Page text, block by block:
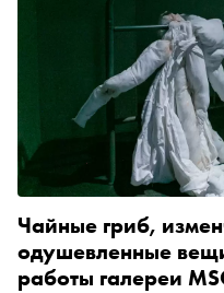
Чайные гриб,
одушевленные
работы галереи